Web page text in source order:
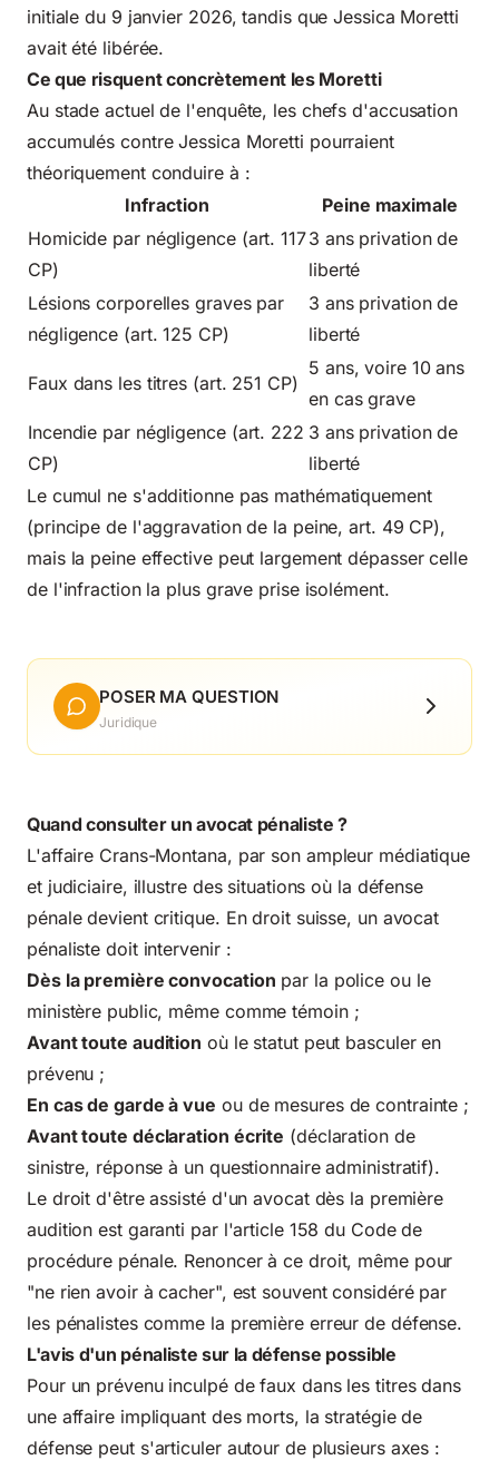
initiale du 9 janvier 2026, tandis que Jessica Moretti
avait été libérée.
Ce que risquent concrètement les Moretti
Au stade actuel de l'enquête, les chefs d'accusation
accumulés contre Jessica Moretti pourraient
théoriquement conduire à :
Infraction
Peine maximale
Homicide par négligence (art. 117
CP)
3 ans privation de
liberté
Lésions corporelles graves par
négligence (art. 125 CP)
3 ans privation de
liberté
Faux dans les titres (art. 251 CP)
5 ans, voire 10 ans
en cas grave
Incendie par négligence (art. 222
CP)
3 ans privation de
liberté
Le cumul ne s'additionne pas mathématiquement
(principe de l'aggravation de la peine, art. 49 CP),
mais la peine effective peut largement dépasser celle
de l'infraction la plus grave prise isolément.
POSER MA QUESTION
Juridique
Quand consulter un avocat pénaliste ?
L'affaire Crans-Montana, par son ampleur médiatique
et judiciaire, illustre des situations où la défense
pénale devient critique. En droit suisse, un avocat
pénaliste doit intervenir :
Dès la première convocation par la police ou le
ministère public, même comme témoin ;
Avant toute audition où le statut peut basculer en
prévenu ;
En cas de garde à vue ou de mesures de contrainte ;
Avant toute déclaration écrite (déclaration de
sinistre, réponse à un questionnaire administratif).
Le droit d'être assisté d'un avocat dès la première
audition est garanti par l'article 158 du Code de
procédure pénale. Renoncer à ce droit, même pour
"ne rien avoir à cacher", est souvent considéré par
les pénalistes comme la première erreur de défense.
L'avis d'un pénaliste sur la défense possible
Pour un prévenu inculpé de faux dans les titres dans
une affaire impliquant des morts, la stratégie de
défense peut s'articuler autour de plusieurs axes :